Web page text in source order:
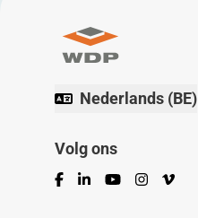
Nederlands (BE)
Volg ons
Facebook
LinkedInYouTubeInstagram
Vimeo